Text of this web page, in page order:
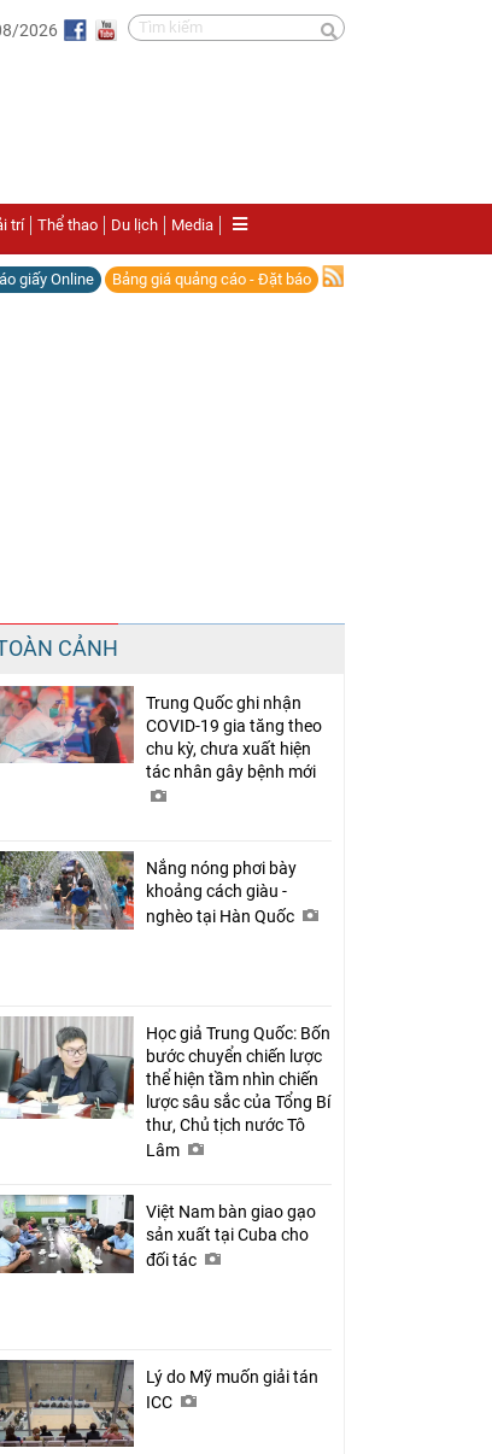
2026
trí Thể thao Du lịch Media
giấy Online Bảng giá quảng cáo - Đặt báo
Chia sẻ
Facebook
CẢNH
Trung Quốc ghi nhận
COVID-19 gia tăng theo
chu kỳ, chưa xuất hiện
tác nhân gây bệnh mới
Nắng nóng phơi bày
khoảng cách giàu -
nghèo tại Hàn Quốc
Học giả Trung Quốc: Bốn
bước chuyển chiến lược
thể hiện tầm nhìn chiến
lược sâu sắc của Tổng Bí
thư, Chủ tịch nước Tô
Lâm
Việt Nam bàn giao gạo
sản xuất tại Cuba cho
đối tác
Lý do Mỹ muốn giải tán
ICC